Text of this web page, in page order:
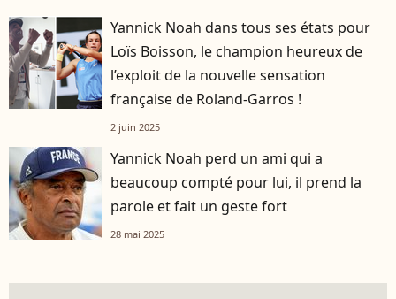
Yannick Noah dans tous ses états pour
Loïs Boisson, le champion heureux de
l’exploit de la nouvelle sensation
française de Roland-Garros !
2 juin 2025
Yannick Noah perd un ami qui a
beaucoup compté pour lui, il prend la
parole et fait un geste fort
28 mai 2025